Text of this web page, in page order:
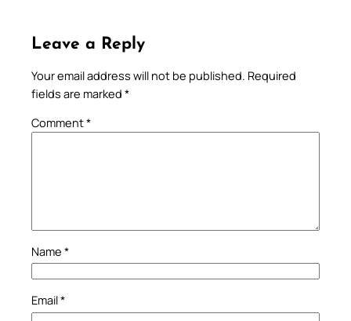
Leave a Reply
Your email address will not be published. Required
fields are marked *
Comment*
Name *
Email*